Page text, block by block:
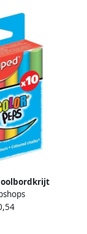
10 stuks assorti